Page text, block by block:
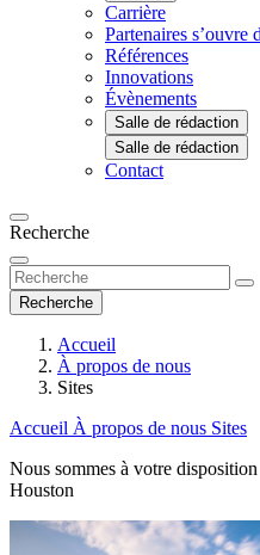
Carrière
Partenaires s’ouvre
Références
Innovations
Évènements
Salle de rédaction
Salle de rédaction
Contact
Recherche
Recherche
Accueil
À propos de nous
Sites
Accueil À propos de nous Sites
Nous sommes à votre disposition
Houston